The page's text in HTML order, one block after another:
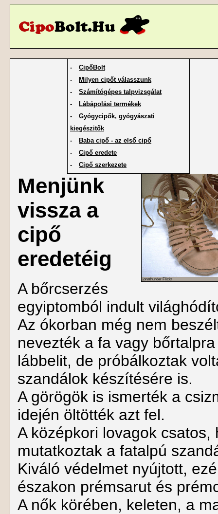
-
CipőBolt
-
Milyen cipőt válasszunk
-
Számítógépes talpvizsgálat
-
Lábápolási termékek
-
Gyógycipők, gyógyászati
kiegészitők
-
Baba cipő - az első cipő
-
Cipő eredete
-
Cipő szerkezete
jonathunder Flickr
Menjünk
vissza a
cipő
eredetéig
A bőrcserzés
egyiptomból indult
Az ókorban még nem
nevezték a fa vagy
lábbelit, de próbálkoztak
szandálok készítésére is.
A görögök is ismerték a
idején öltötték azt fel.
A középkori lovagok
mutatkoztak a fatalpú
Kiváló védelmet nyújtott,
északon prémsarut és
A nők körében, keleten, a